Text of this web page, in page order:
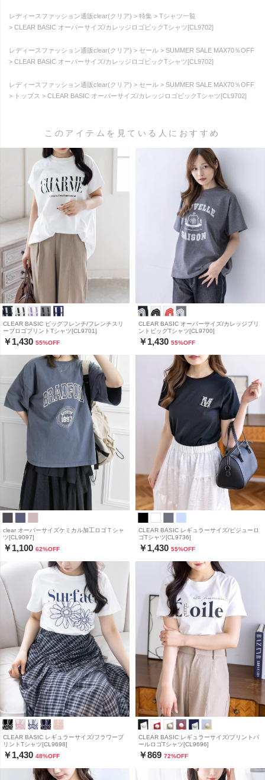
レディースファッション通販clear(クリア) 特集
Tシャツ一覧
CLEAR BASIC オーバーサイズ/カレッジロゴビックTシャツ[CL9702]
レディースファッション通販clear(クリア) セール
SUMMER SALE MAX70％OFF
CLEAR BASIC オーバーサイズ/カレッジロゴビックTシャツ[CL9702]
レディースファッション通販clear(クリア) セール
SUMMER SALE MAX70％OFF
トップス
CLEAR BASIC オーバーサイズ/カレッジロゴビックTシャツ[CL9702]
このアイテムを見ている人におすすめ
CLEAR BASIC ビッグフレンチ/フレンチスリ
ーブロゴプリントTシャツ[CL9701]
￥1,430 55%OFF
CLEAR BASIC オーバーサイズ/カレッジプリ
ントビッグTシャツ[CL9700]
￥1,430 55%OFF
clear オーバーサイズケミカル加工ロゴＴシャ
ツ[CL9097]
￥1,100 62%OFF
CLEAR BASIC レギュラーサイズ/ビジューロ
ゴTシャツ[CL9736]
￥1,430 55%OFF
CLEAR BASIC レギュラーサイズ/フラワープ
リントTシャツ[CL9698]
￥1,430 48%OFF
CLEAR BASIC レギュラーサイズ/プリントパ
ールロゴTシャツ[CL9696]
￥869 72%OFF